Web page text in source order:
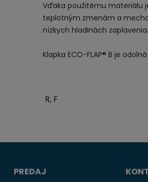
Vďaka použitému materiálu
teplotným zmenám a
nízkych hladinách zaplavenia.
Klapka ECO-FLAP® B je odolná
R, F
PREDAJ